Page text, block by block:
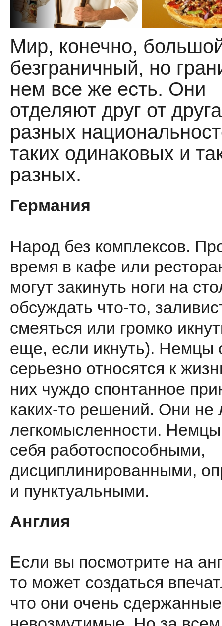
Мир, конечно,
безграничный, но
нем все же есть. Они
отделяют друг от
разных
таких одинаковых и
разных.
Германия
Народ без комплексов.
время в кафе или
могут закинуть ноги на
обсуждать что-то,
смеяться или громко
еще, если икнуть). Немцы
серьезно относятся к
них чуждо спонтанное
каких-то решений. Они не
легкомысленности.
себя работоспособными,
дисциплинированными,
и пунктуальными.
Англия
Если вы посмотрите на
то может создаться
что они очень